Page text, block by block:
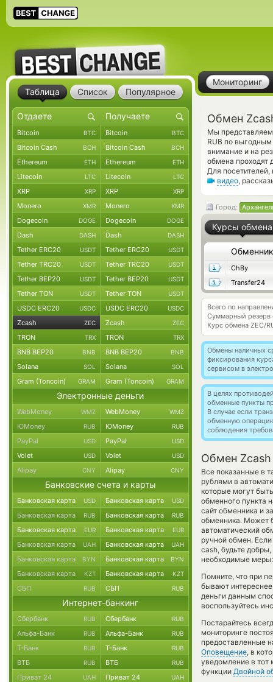
Мониторинг
Обмен
Мы
RUB по
внимание и на
обмена проходят
Для
видео,
Город:
Курсы обмена
Обменник
ChBy
Transfer24
Всего по
Суммарный резерв
Курс обмена ZEC/
Обмены наличных
фиксирования
сервисом в
В целях
обменные пункты
В случае если
обменную
соблюдения
Обмен Zcash
Все показанные в
рублями в
которые могут
обменного пункта
сайт обменника и
обменника. Может
автоматический
ручной обмен.
cash, будьте
необходимые
Помните, что при
бывают
деньги данным
воспользуйтесь
Постарайтесь
мониторинге
предоставленные
Оповещение, в
уведомление в тот
функции Двойной
Таблица Список Популярное
Bitcoin BTC Bitcoin BTC
Bitcoin Cash BCH Bitcoin Cash BCH
Ethereum ETH Ethereum ETH
Litecoin LTC Litecoin LTC
XRP XRP XRP XRP
Monero XMR Monero XMR
Dogecoin DOGE Dogecoin DOGE
Dash DASH Dash DASH
Tether ERC20 USDT Tether ERC20 USDT
Tether TRC20 USDT Tether TRC20 USDT
Tether BEP20 USDT Tether BEP20 USDT
Tether TON USDT Tether TON USDT
USDC ERC20 USDC USDC ERC20 USDC
Zcash ZEC Zcash ZEC
TRON TRX TRON TRX
BNB BEP20 BNB BNB BEP20 BNB
Solana SOL Solana SOL
Gram (Toncoin) GRAM Gram (Toncoin) GRAM
Электронные деньги
WebMoney WMZ WebMoney WMZ
ЮMoney RUB ЮMoney RUB
PayPal USD PayPal USD
Volet USD Volet USD
Alipay CNY Alipay CNY
Банковские счета и карты
Банковская карта USD Банковская карта USD
Банковская карта RUB Банковская карта RUB
Банковская карта EUR Банковская карта EUR
Банковская карта UAH Банковская карта UAH
Банковская карта BYN Банковская карта BYN
Банковская карта KZT Банковская карта KZT
СБП RUB СБП RUB
Интернет-банкинг
Сбербанк RUB Сбербанк RUB
Альфа-Банк RUB Альфа-Банк RUB
Т-Банк RUB Т-Банк RUB
ВТБ RUB ВТБ RUB
Приват 24 UAH Приват 24 UAH